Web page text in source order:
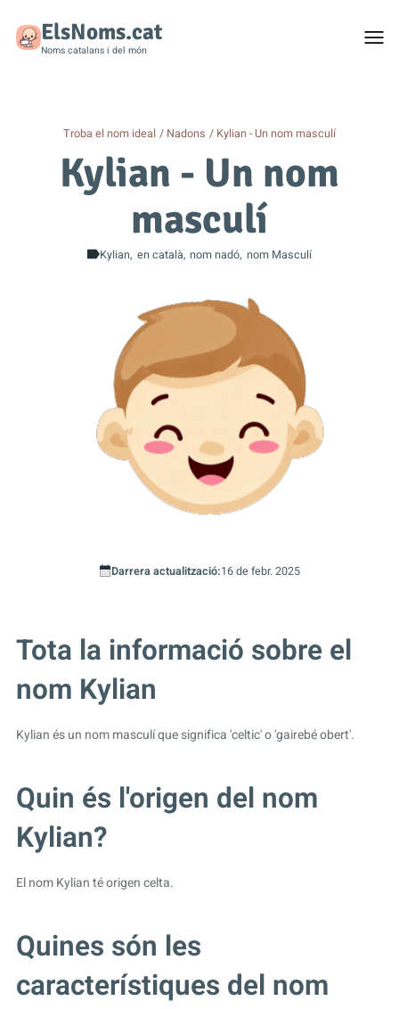
ElsNoms.cat
Noms catalans i del món
Troba el nom ideal Nadons Kylian - Un nom masculí
Kylian - Un nom
masculí
Kylian en català nom nadó nom Masculí
Darrera actualització:16 de febr. 2025
Tota la informació sobre el
nom Kylian
Kylian és un nom masculí que significa 'celtic' o 'gairebé obert'.
Quin és l'origen del nom
Kylian?
El nom Kylian té origen celta.
Quines són les
característiques del nom